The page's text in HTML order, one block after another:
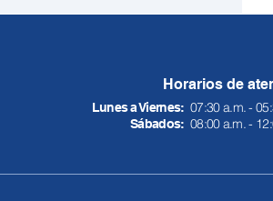
financiero refuerza
Horarios de
Lunes a Viernes: 07:30 a.m. -
Sábados: 08:00 a.m. -